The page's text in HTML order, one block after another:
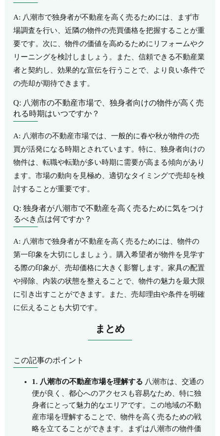
A: 八潮市で独身者が不動産を高く売るためには、まず市
場調査を行い、近隣の物件の売買価格を把握することが重
要です。次に、物件の価値を高めるためにリフォームやク
リーニングを検討しましょう。また、信頼できる不動産業
者と契約し、効果的な宣伝を行うことで、より良い条件で
の売却が期待できます。
Q: 八潮市の不動産市場で、独身者向けの物件が高く売
れる時期はいつですか？
A: 八潮市の不動産市場では、一般的に春や秋が物件の売
買が活発になる時期とされています。特に、独身者向けの
物件は、転職や転勤が多い時期に需要が高まる傾向があり
ます。市場の動向を見極め、適切なタイミングで売却を検
討することが重要です。
Q: 独身者が八潮市で不動産を高く売るために気をつけ
るべき点は何ですか？
A: 八潮市で独身者が不動産を高く売るためには、物件の
第一印象を大切にしましょう。購入希望者が物件を見学す
る際の印象が、売却価格に大きく影響します。家具の配置
や掃除、内装の状態を整えることで、物件の魅力を最大限
に引き出すことができます。また、売却理由や条件を明確
に伝えることも大切です。
まとめ
この記事のポイント
1. 八潮市の不動産市場を理解する 八潮市は、交通の
便が良く、都心へのアクセスも容易なため、特に独
身者にとって魅力的なエリアです。この地域の不動
産市場を理解することで、物件を高く売るための戦
略を立てることができます。まずは八潮市の物件価